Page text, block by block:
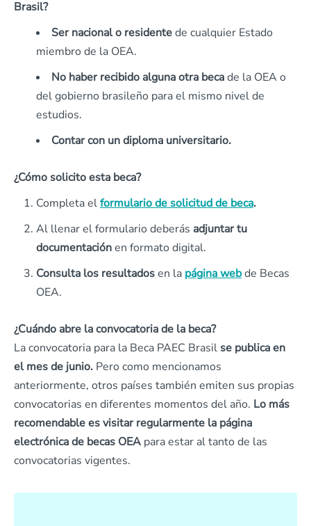
Brasil?
Ser nacional o residentede cualquier Estado
miembro de la OEA.
No haber recibido alguna otra becade la OEA o
del gobierno brasileño para el mismo nivel de
estudios.
Contar con un diploma universitario.
¿Cómo solicito esta beca?
Completa elformulario de solicitud de beca.
Al llenar el formulario deberás adjuntar tu
documentaciónen formato digital.
Consulta los resultadosen la página webde Becas
OEA.
¿Cuándo abre la convocatoria de la beca?
La convocatoria para la Beca PAEC Brasilse publica en
el mes de junio. Pero como mencionamos
anteriormente, otros países también emiten sus propias
convocatorias en diferentes momentos del año. Lo más
recomendable es visitar regularmente la página
electrónica de becas OEA para estar al tanto de las
convocatorias vigentes.